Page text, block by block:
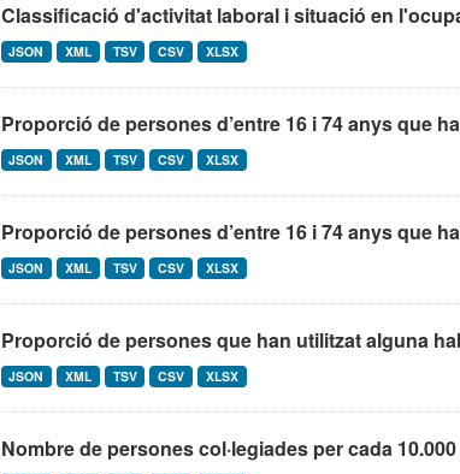
Classificació d'activitat laboral i situació en
JSON XML TSV CSV XLSX
Proporció de persones d’entre 16 i 74 anys que
JSON XML TSV CSV XLSX
Proporció de persones d’entre 16 i 74 anys que
JSON XML TSV CSV XLSX
Proporció de persones que han utilitzat alguna
JSON XML TSV CSV XLSX
Nombre de persones col·legiades per cada